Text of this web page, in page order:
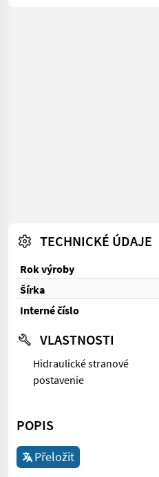
TECHNICKÉ ÚDAJE
Rok výroby
Šírka
Interné číslo
VLASTNOSTI
Hidraulické stranové
postavenie
POPIS
Přeložit